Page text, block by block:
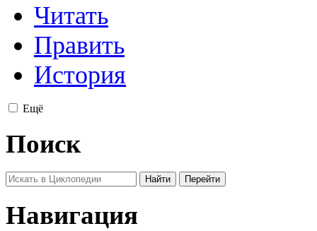
Читать
Править
История
Ещё
Поиск
Навигация